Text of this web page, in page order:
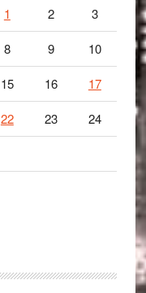
1 2 3
8 9 10
15 16 17
22 23 24